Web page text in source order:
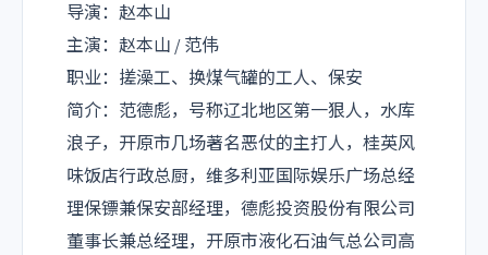
导演：赵本山
主演：赵本山 / 范伟
职业：搓澡工、换煤气罐的工人、保安
简介：范德彪，号称辽北地区第一狠人，水库
浪子，开原市几场著名恶仗的主打人，桂英风
味饭店行政总厨，维多利亚国际娱乐广场总经
理保镖兼保安部经理，德彪投资股份有限公司
董事长兼总经理，开原市液化石油气总公司高